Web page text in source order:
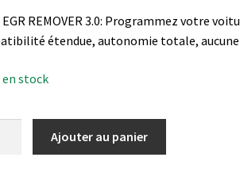
EGR REMOVER 3.0: Programmez votre
étendue, autonomie totale,
en stock
Ajouter au panier